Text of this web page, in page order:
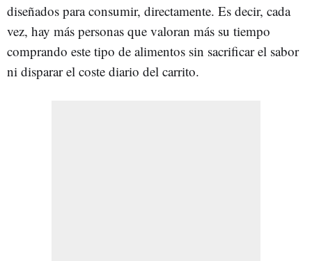
diseñados para consumir, directamente. Es decir, cada
vez, hay más personas que valoran más su tiempo
comprando este tipo de alimentos sin sacrificar el sabor
ni disparar el coste diario del carrito.